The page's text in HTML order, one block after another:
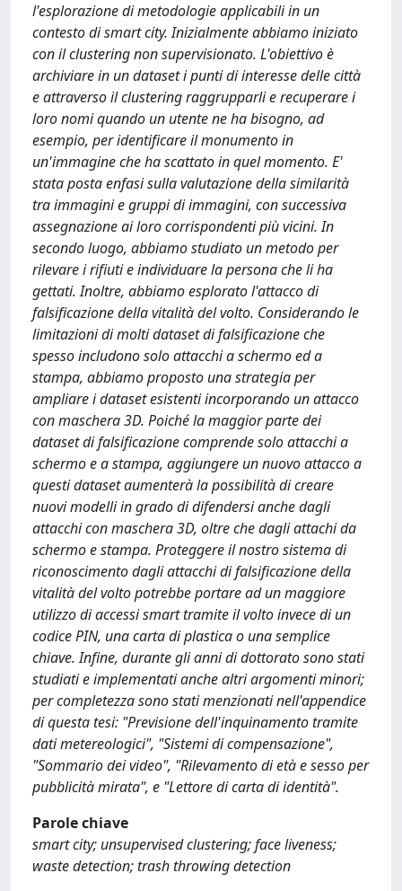
l'esplorazione di metodologie applicabili in un
contesto di smart city. Inizialmente abbiamo iniziato
con il clustering non supervisionato. L'obiettivo è
archiviare in un dataset i punti di interesse delle città
e attraverso il clustering raggrupparli e recuperare i
loro nomi quando un utente ne ha bisogno, ad
esempio, per identificare il monumento in
un'immagine che ha scattato in quel momento. E'
stata posta enfasi sulla valutazione della similarità
tra immagini e gruppi di immagini, con successiva
assegnazione ai loro corrispondenti più vicini. In
secondo luogo, abbiamo studiato un metodo per
rilevare i rifiuti e individuare la persona che li ha
gettati. Inoltre, abbiamo esplorato l'attacco di
falsificazione della vitalità del volto. Considerando le
limitazioni di molti dataset di falsificazione che
spesso includono solo attacchi a schermo ed a
stampa, abbiamo proposto una strategia per
ampliare i dataset esistenti incorporando un attacco
con maschera 3D. Poiché la maggior parte dei
dataset di falsificazione comprende solo attacchi a
schermo e a stampa, aggiungere un nuovo attacco a
questi dataset aumenterà la possibilità di creare
nuovi modelli in grado di difendersi anche dagli
attacchi con maschera 3D, oltre che dagli attachi da
schermo e stampa. Proteggere il nostro sistema di
riconoscimento dagli attacchi di falsificazione della
vitalità del volto potrebbe portare ad un maggiore
utilizzo di accessi smart tramite il volto invece di un
codice PIN, una carta di plastica o una semplice
chiave. Infine, durante gli anni di dottorato sono stati
studiati e implementati anche altri argomenti minori;
per completezza sono stati menzionati nell'appendice
di questa tesi: "Previsione dell'inquinamento tramite
dati metereologici", "Sistemi di compensazione",
"Sommario dei video", "Rilevamento di età e sesso per
pubblicità mirata", e "Lettore di carta di identità".
Parole chiave
smart city; unsupervised clustering; face liveness;
waste detection; trash throwing detection